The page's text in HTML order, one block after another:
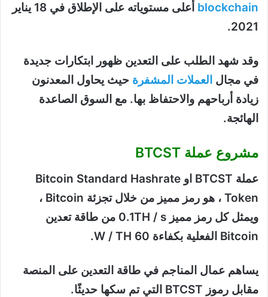
blockchain
أعلى مستوياته على الإطلاق في 18 يناير
2021.
وقد شهد الطلب على التعدين ظهور ابتكارات جديدة
في مجال العملات المشفرة حيث يحاول المعدنون
زيادة أرباحهم والاحتفاظ بها. مع السوق الصاعدة
الهائجة.
مشروع عملة BTCST
عملة BTCST او Bitcoin Standard Hashrate
Token ، هو رمز مميز من خلال تجزئة Bitcoin ،
ويمثل كل رمز مميز 0.1TH / s من طاقة تعدين
Bitcoin الفعلية بكفاءة 60 W / TH.
يساهم عمال المناجم في طاقة التعدين على المنصة
مقابل رموز BTCST التي تم سكها حديثًا.